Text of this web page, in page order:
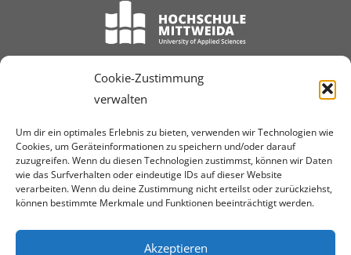
Cookie-Zustimmung
verwalten
Um dir ein optimales Erlebnis zu bieten, verwenden wir Technologien wie
Cookies, um Geräteinformationen zu speichern und/oder darauf
zuzugreifen. Wenn du diesen Technologien zustimmst, können wir Daten
wie das Surfverhalten oder eindeutige IDs auf dieser Website
verarbeiten. Wenn du deine Zustimmung nicht erteilst oder zurückziehst,
können bestimmte Merkmale und Funktionen beeinträchtigt werden.
Akzeptieren
Mittweida geführtes Projekt. Auf dieser Webseite und den daran
Games-Bezug präsentiert. Dabei ist jedes dieser Projekte für seine Inhalte
selbst verantwortlich.
DATENSCHUTZ